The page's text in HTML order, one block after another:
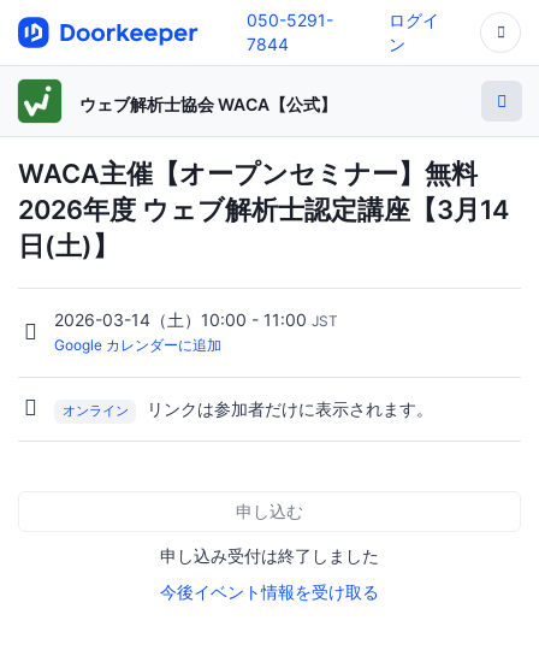
050-5291-
7844
ログイ
ン
ウェブ解析士協会 WACA【公式】
WACA主催【オープンセミナー】無料
2026年度 ウェブ解析士認定講座【3月14
日(土)】
2026-03-14（土）10:00 - 11:00 JST
Google カレンダーに追加
オンライン リンクは参加者だけに表示されます。
申し込む
申し込み受付は終了しました
今後イベント情報を受け取る